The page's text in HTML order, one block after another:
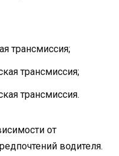
трансмиссия;
трансмиссия;
трансмиссия.
от
водителя.